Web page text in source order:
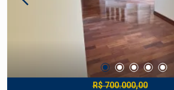
R$ 700.000,00